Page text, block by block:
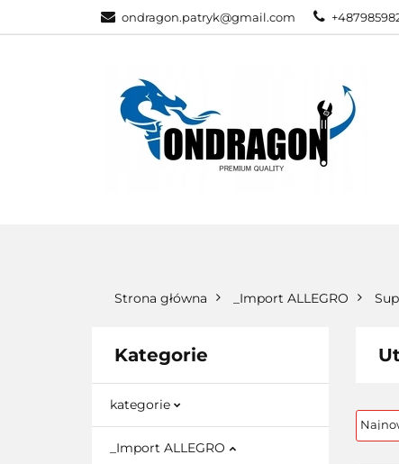
ondragon.patryk@gmail.comKATEGORIE
Strona główna _Import ALLEGRO
Kategorie
kategorie
_Import ALLEGRO